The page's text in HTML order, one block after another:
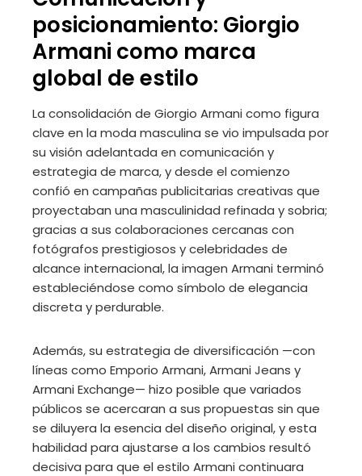
posicionamiento: Giorgio
Armani como marca
global de estilo
La consolidación de Giorgio Armani como figura
clave en la moda masculina se vio impulsada por
su visión adelantada en comunicación y
estrategia de marca, y desde el comienzo
confió en campañas publicitarias creativas que
proyectaban una masculinidad refinada y sobria;
gracias a sus colaboraciones cercanas con
fotógrafos prestigiosos y celebridades de
alcance internacional, la imagen Armani terminó
estableciéndose como símbolo de elegancia
discreta y perdurable.
Además, su estrategia de diversificación —con
líneas como Emporio Armani, Armani Jeans y
Armani Exchange— hizo posible que variados
públicos se acercaran a sus propuestas sin que
se diluyera la esencia del diseño original, y esta
habilidad para ajustarse a los cambios resultó
decisiva para que el estilo Armani continuara